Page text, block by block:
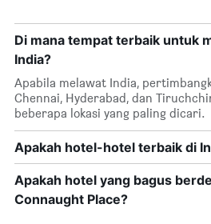
Di mana tempat terbaik untuk
India?
Apabila melawat India,
Chennai, Hyderabad, dan
beberapa lokasi yang paling dicari.
Apakah hotel-hotel terbaik di
Apakah hotel yang bagus
Connaught Place?